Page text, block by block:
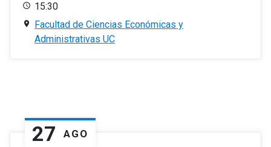
15:30
Facultad de Ciencias Económicas y
Administrativas UC
27 AGO